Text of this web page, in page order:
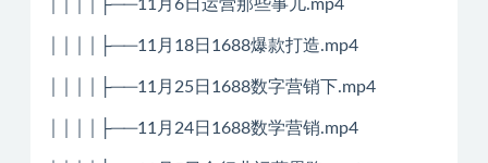
││││├──11月6日运营那些事儿.mp4
││││├──11月18日1688爆款打造.mp4
││││├──11月25日1688数字营销下.mp4
││││├──11月24日1688数学营销.mp4